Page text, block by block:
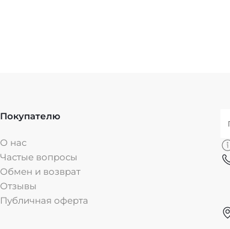
Покупателю
О нас
Частые вопросы
Обмен и возврат
Отзывы
Публичная оферта